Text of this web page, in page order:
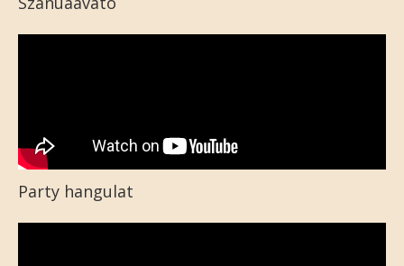
Party hangulat